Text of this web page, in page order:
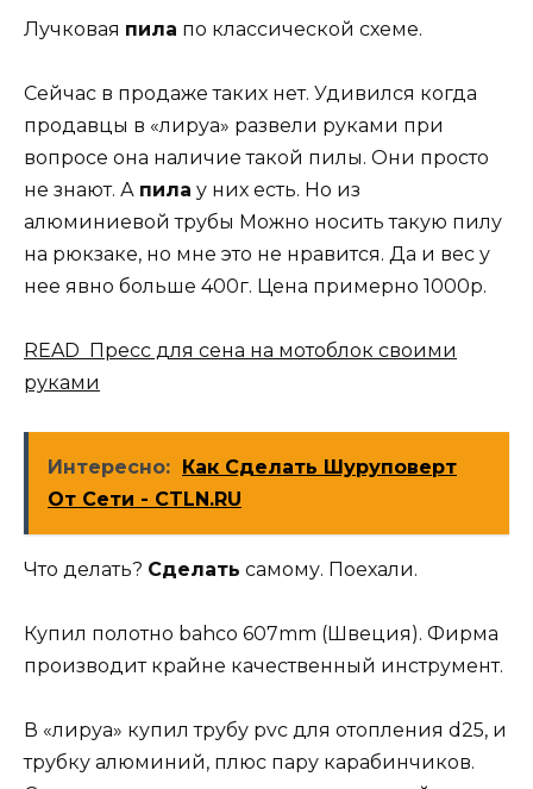
Лучковая пила по классической схеме.
Сейчас в продаже таких нет. Удивился когда
продавцы в «лируа» развели руками при
вопросе она наличие такой пилы. Они просто
не знают. А пила у них есть. Но из
алюминиевой трубы Можно носить такую пилу
на рюкзаке, но мне это не нравится. Да и вес у
нее явно больше 400г. Цена примерно 1000р.
READ Пресс для сена на мотоблок своими
руками
Интересно: Как Сделать Шуруповерт
От Сети - CTLN.RU
Что делать? Сделать самому. Поехали.
Купил полотно bahco 607mm (Швеция). Фирма
производит крайне качественный инструмент.
В «лируа» купил трубу pvc для отопления d25, и
трубку алюминий, плюс пару карабинчиков.